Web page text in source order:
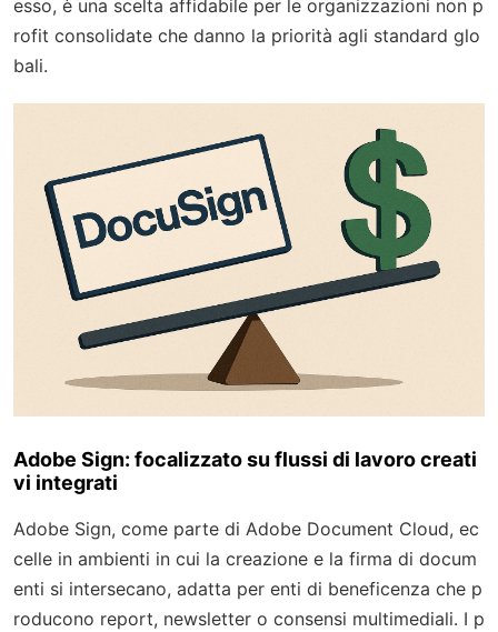
esso, è una scelta affidabile per le organizzazioni non p
rofit consolidate che danno la priorità agli standard glo
bali.
Adobe Sign: focalizzato su flussi di lavoro creati
vi integrati
Adobe Sign, come parte di Adobe Document Cloud, ec
celle in ambienti in cui la creazione e la firma di docum
enti si intersecano, adatta per enti di beneficenza che p
roducono report, newsletter o consensi multimediali. I p